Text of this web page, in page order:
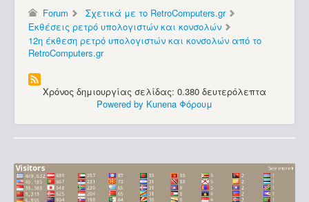
Forum
Σχετικά με το RetroComputers.gr
Εκθέσεις ρετρό υπολογιστών και κονσολών
12η έκθεση ρετρό υπολογιστών και κονσολών από το
RetroComputers.gr
Χρόνος δημιουργίας σελίδας: 0.380 δευτερόλεπτα
Powered by Kunena Φόρουμ